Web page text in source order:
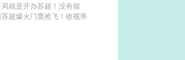
就是开办苏超！没有假
超爆火门票抢飞！收视率